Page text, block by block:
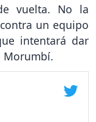
vuelta. No la
un equipo
intentará dar
Morumbí.